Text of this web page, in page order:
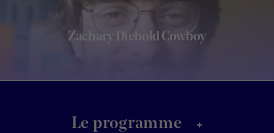
Zachary Diebold Cowboy
Le programme +